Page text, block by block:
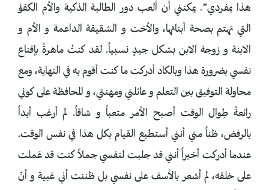
هذا بمفردي”. يمكنني أن ألعب دور الطالبة الذكية والأم الكفؤ
التي تهتم بصحة أبنائها، والأخت و الشقيقة الداعمة و الأم و
الابنة و زوجة الابن بشكل جيدٍ نسبياً. لقد كنتُ ماهرةً بإقناع
نفسي بضرورة هذا وبالكاد أدركت ما كنت أقوم به في النهاية، ومع
محاولة التوفيق بين التعلم و عائلتي ومهنتي، و المحافظة على كوني
رائعةً طِوال الوقت أصبح الأمر متعباً و شاقاً. لم أرغب أبداً
بالرفض، ظناً مني أنني أستطيع القيام بكل هذا في نفس الوقت.
عندما أدركت أخيراً أنني قد جلبت لنفسي حِملاً كنت قد عَملت
على خلقه، لم أشعر بالأسف على نفسي بل ظننت أني غبية و أنّ